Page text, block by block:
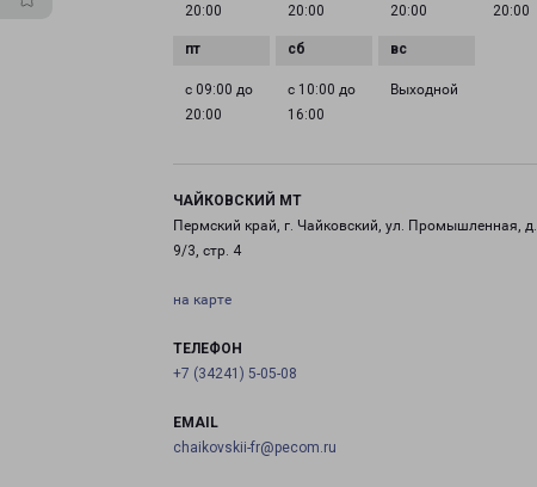
20:00
20:00
20:00
20:00
с 09:00 до
20:00
с 10:00 до
16:00
Выходной
ЧАЙКОВСКИЙ МТ
Пермский край, г. Чайковский, ул. Промышленная, д.
9/3, стр. 4
на карте
ТЕЛЕФОН
+7 (34241) 5-05-08
EMAIL
chaikovskii-fr@pecom.ru